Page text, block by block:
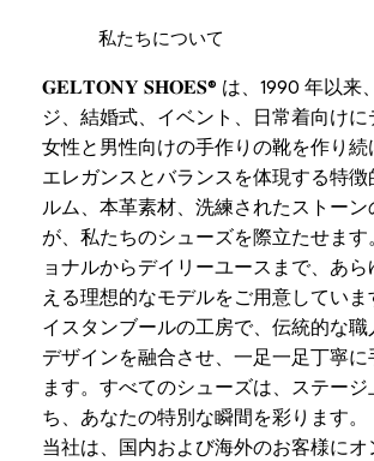
私たちについて
𝐆𝐄𝐋𝐓𝐎𝐍𝐘 𝐒𝐇𝐎𝐄𝐒® は、1990 年以来
ジ、結婚式、イベント、日常着向けに
女性と男性向けの手作りの靴を作り続
エレガンスとバランスを体現する特徴
ルム、本革素材、洗練されたストーン
が、私たちのシューズを際立たせます
ョナルからデイリーユースまで、あ
える理想的なモデルをご用意していま
イスタンブールの工房で、伝統的な職
デザインを融合させ、一足一足丁寧に
ます。すべてのシューズは、ステー
ち、あなたの特別な瞬間を彩ります。
当社は、国内および海外のお客様にオ